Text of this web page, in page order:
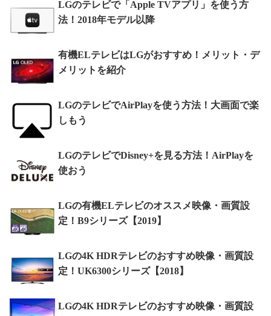
LGのテレビで「Apple TVアプリ」を使う方
法！2018年モデル以降
有機ELテレビはLGがおすすめ！メリット・デ
メリットを紹介
LGのテレビでAirPlayを使う方法！大画面で楽
しもう
LGのテレビでDisney+を見る方法！AirPlayを
使おう
LGの有機ELテレビのオススメ映像・画質設
定！B9シリーズ【2019】
LGの4K HDRテレビのおすすめ映像・画質設
定！UK6300シリーズ【2018】
LGの4K HDRテレビのおすすめ映像・画質設